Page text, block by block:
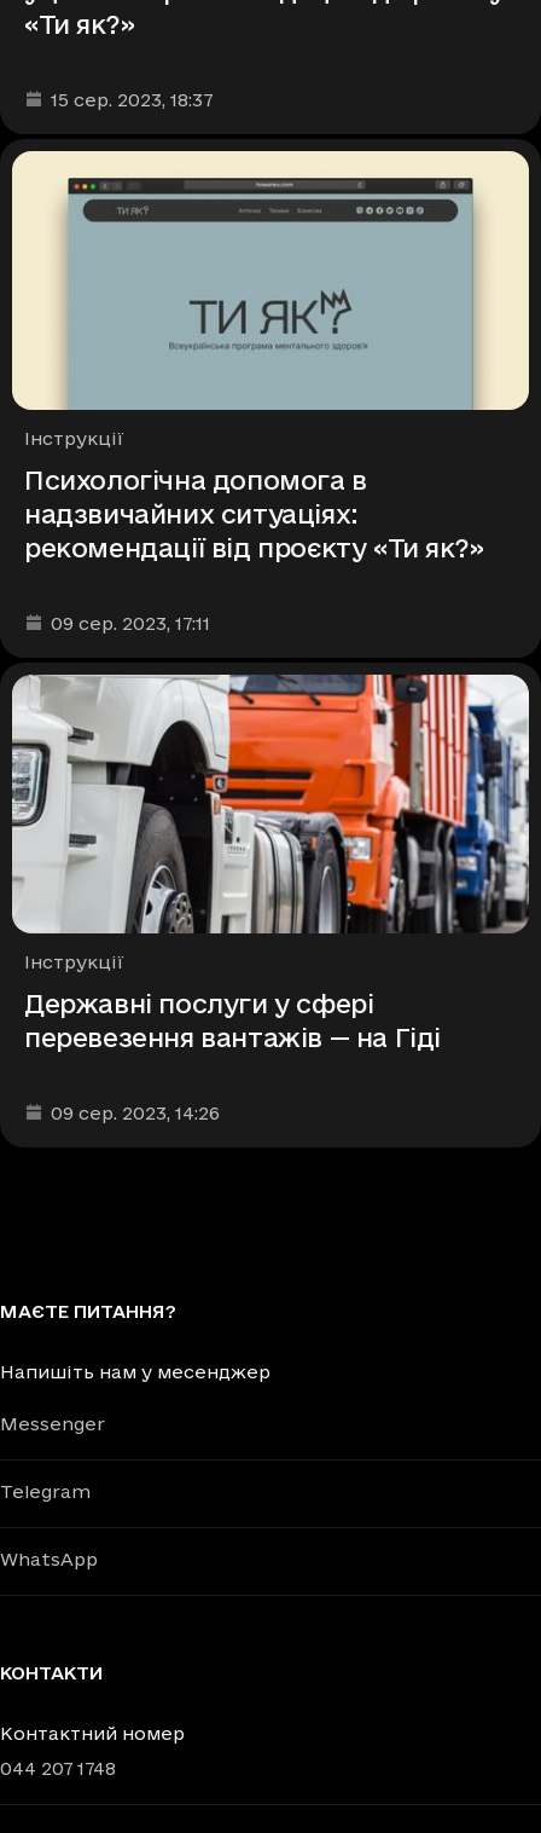
«Ти як?»
Дата та час публікації
15 сер. 2023, 18:37
Рубрики
Інструкції
Психологічна допомога в
надзвичайних ситуаціях:
рекомендації від проєкту «Ти як?»
Дата та час публікації
09 сер. 2023, 17:11
Рубрики
Інструкції
Державні послуги у сфері
перевезення вантажів — на Гіді
Дата та час публікації
09 сер. 2023, 14:26
МАЄТЕ ПИТАННЯ?
Напишіть нам у месенджер
Messenger
Telegram
WhatsApp
КОНТАКТИ
Контактний номер
044 207 1748